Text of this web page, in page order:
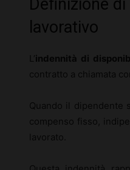
Definizione
lavorativo
L’indennità di
contratto a chiamata
Quando il dipendente
compenso fisso,
lavorato.